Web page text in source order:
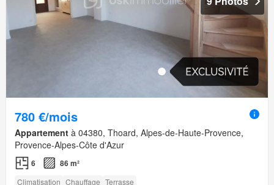
780 €/mois
Appartement à 04380, Thoard, Alpes-de-Haute-Provence,
Provence-Alpes-Côte d'Azur
6 86 m²
Climatisation Chauffage Terrasse